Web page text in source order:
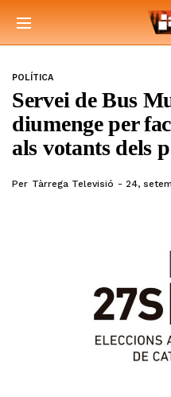
POLÍTICA
Servei de Bus
diumenge per
als votants dels
Per Tàrrega Televisió 24,